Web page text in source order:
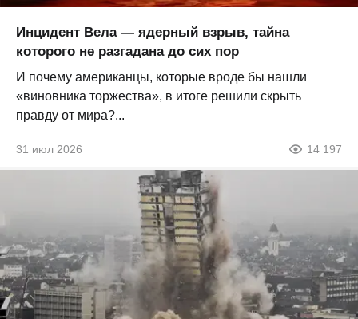
Инцидент Вела — ядерный взрыв, тайна
которого не разгадана до сих пор
И почему американцы, которые вроде бы нашли
«виновника торжества», в итоге решили скрыть
правду от мира?...
31 июл 2026 14 197